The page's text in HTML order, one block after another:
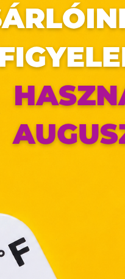
Ez az oldal
Weboldalunkon
fájlok, melyek
weblapoknak,
használatához,
eszközén történő